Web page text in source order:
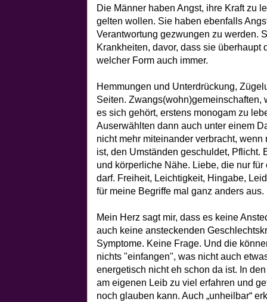
Die Männer haben Angst, ihre Kraft zu
gelten wollen. Sie haben ebenfalls
Verantwortung gezwungen zu werden.
Krankheiten, davor, dass sie überhaupt
welcher Form auch immer.
Hemmungen und Unterdrückung,
Seiten. Zwangs(wohn)gemeinschaften,
es sich gehört, erstens monogam zu
Auserwählten dann auch unter einem
nicht mehr miteinander verbracht,
ist, den Umständen geschuldet, Pflicht.
und körperliche Nähe. Liebe, die nur
darf. Freiheit, Leichtigkeit, Hingabe,
für meine Begriffe mal ganz anders aus.
Mein Herz sagt mir, dass es keine
auch keine ansteckenden
Symptome. Keine Frage. Und die
nichts "einfangen", was nicht auch
energetisch nicht eh schon da ist. In
am eigenen Leib zu viel erfahren und
noch glauben kann. Auch „unheilbar“